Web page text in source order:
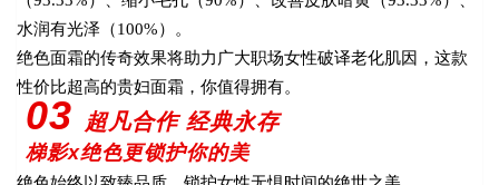
水润有光泽（100%）。
绝色面霜的传奇效果将助力广大职场女性破译老化肌因，这款
性价比超高的贵妇面霜，你值得拥有。
03 超凡合作 经典永存
梯影x绝色更锁护你的美